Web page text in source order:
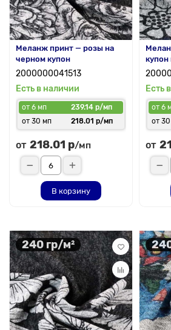
Меланж принт — розы на
черном купон
2000000041513
Есть в наличии
от 6 мп
239.14 р/мп
от 30 мп
218.01 р/мп
от 218.01 р/мп
В корзину
купон
Есть
от 6
от
от
240 гр/м²